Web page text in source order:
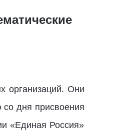
организаций. Они
дня присвоения
«Единая Россия»